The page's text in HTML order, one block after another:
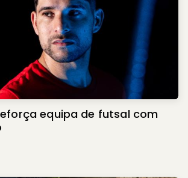
equipa de futsal com